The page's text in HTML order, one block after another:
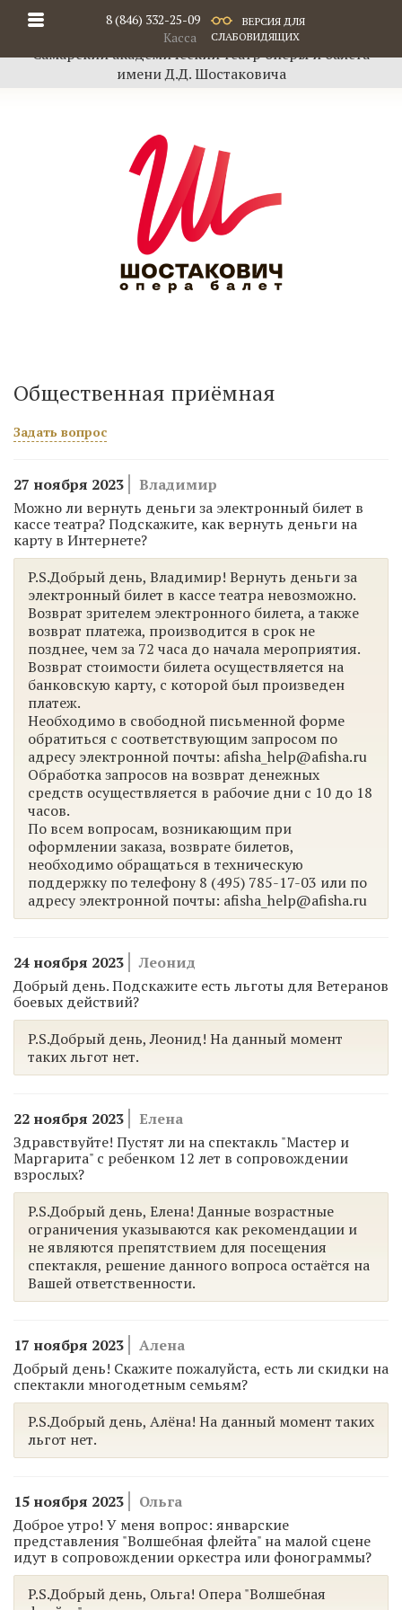
8 (846) 332-25-09
Касса
ВЕРСИЯ ДЛЯ
СЛАБОВИДЯЩИХ
Самарский академический театр оперы и балета
имени Д.Д. Шостаковича
Общественная приёмная
Задать вопрос
27 ноября 2023
Владимир
Можно ли вернуть деньги за электронный билет в
кассе театра? Подскажите, как вернуть деньги на
карту в Интернете?
P.S.Добрый день, Владимир! Вернуть деньги за
электронный билет в кассе театра невозможно.
Возврат зрителем электронного билета, а также
возврат платежа, производится в срок не
позднее, чем за 72 часа до начала мероприятия.
Возврат стоимости билета осуществляется на
банковскую карту, с которой был произведен
платеж.
Необходимо в свободной письменной форме
обратиться с соответствующим запросом по
адресу электронной почты: afisha_help@afisha.ru
Обработка запросов на возврат денежных
средств осуществляется в рабочие дни с 10 до 18
часов.
По всем вопросам, возникающим при
оформлении заказа, возврате билетов,
необходимо обращаться в техническую
поддержку по телефону 8 (495) 785-17-03 или по
адресу электронной почты: afisha_help@afisha.ru
24 ноября 2023
Леонид
Добрый день. Подскажите есть льготы для Ветеранов
боевых действий?
P.S.Добрый день, Леонид! На данный момент
таких льгот нет.
22 ноября 2023
Елена
Здравствуйте! Пустят ли на спектакль "Мастер и
Маргарита" с ребенком 12 лет в сопровождении
взрослых?
P.S.Добрый день, Елена! Данные возрастные
ограничения указываются как рекомендации и
не являются препятствием для посещения
спектакля, решение данного вопроса остаётся на
Вашей ответственности.
17 ноября 2023
Алена
Добрый день! Скажите пожалуйста, есть ли скидки на
спектакли многодетным семьям?
P.S.Добрый день, Алёна! На данный момент таких
льгот нет.
15 ноября 2023
Ольга
Доброе утро! У меня вопрос: январские
представления "Волшебная флейта" на малой сцене
идут в сопровождении оркестра или фонограммы?
P.S.Добрый день, Ольга! Опера "Волшебная